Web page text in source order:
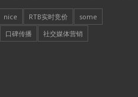
nice RTB实时竞价
some
口碑传播
社交媒体营销